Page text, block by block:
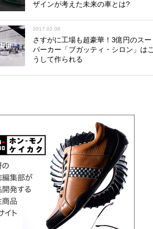
ザインが考えた未来の車とは?
2017.02.08
さすがに工場も超豪華！3億円のスー
パーカー「ブガッティ・シロン」はこ
うして作られる